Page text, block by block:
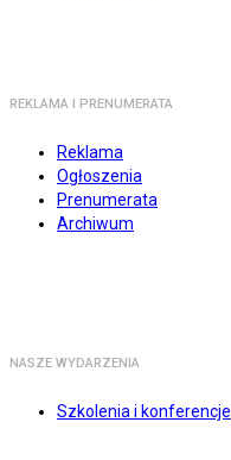
REKLAMA I PRENUMERATA
Reklama
Ogłoszenia
Prenumerata
Archiwum
NASZE WYDARZENIA
Szkolenia i konferencje